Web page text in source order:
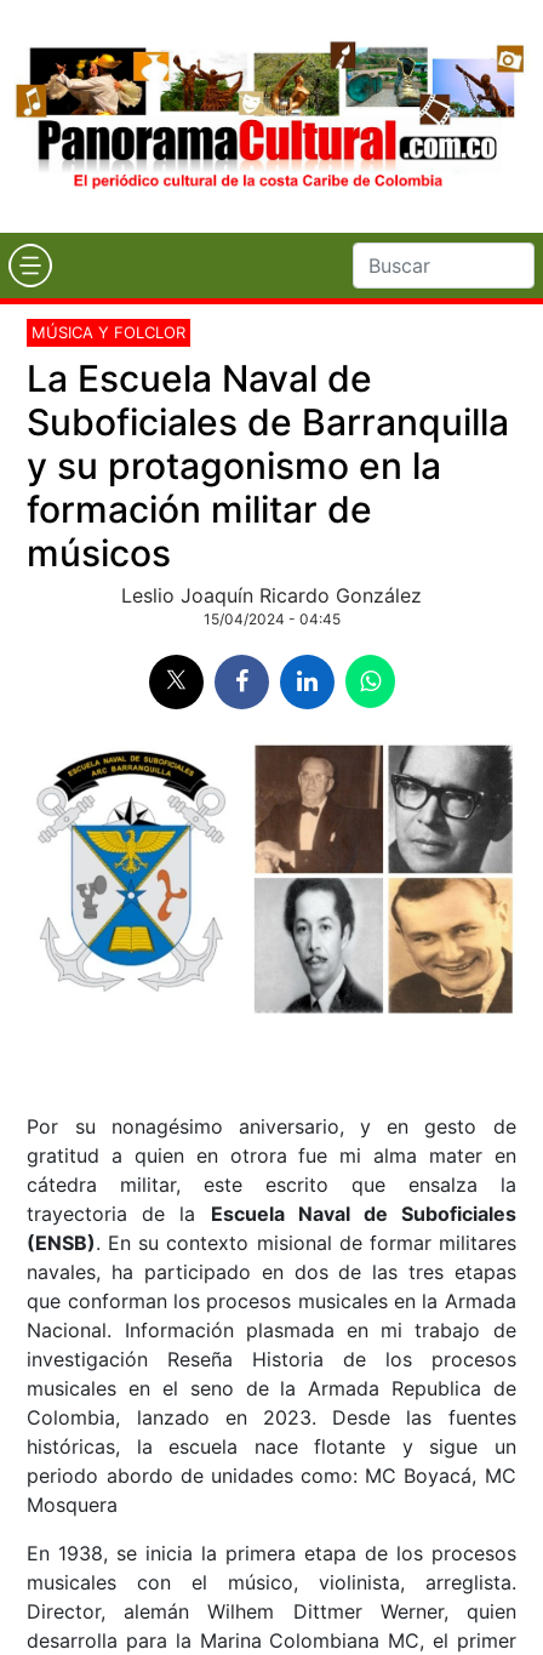
MÚSICA Y FOLCLOR
La Escuela Naval de
Suboficiales de Barranquilla
y su protagonismo en la
formación militar de
músicos
Leslio Joaquín Ricardo González
15/04/2024 - 04:45
Por su nonagésimo aniversario, y en gesto de
gratitud a quien en otrora fue mi alma mater en
cátedra militar, este escrito que ensalza la
trayectoria de la Escuela Naval de Suboficiales
(ENSB). En su contexto misional de formar militares
navales, ha participado en dos de las tres etapas
que conforman los procesos musicales en la Armada
Nacional. Información plasmada en mi trabajo de
investigación Reseña Historia de los procesos
musicales en el seno de la Armada Republica de
Colombia, lanzado en 2023. Desde las fuentes
históricas, la escuela nace flotante y sigue un
periodo abordo de unidades como: MC Boyacá, MC
Mosquera
En 1938, se inicia la primera etapa de los procesos
musicales con el músico, violinista, arreglista.
Director, alemán Wilhem Dittmer Werner, quien
desarrolla para la Marina Colombiana MC, el primer